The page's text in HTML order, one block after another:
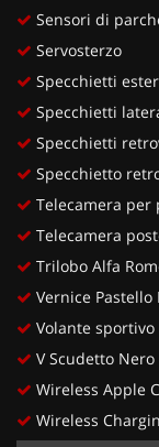
Sensori di
Servosterzo
Specchietti
Specchietti
Specchietti
Specchietto
Telecamera per
Telecamera
Trilobo Alfa
Vernice Pastello
Volante
V Scudetto Nero
Wireless Apple
Wireless